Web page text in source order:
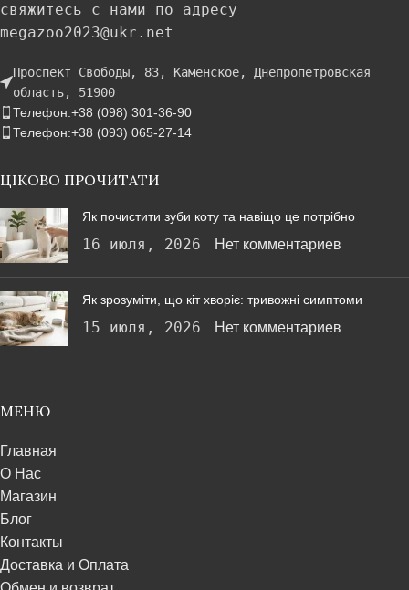
свяжитесь с нами по адресу
megazoo2023@ukr.net
Проспект Свободы, 83, Каменское, Днепропетровская
область, 51900
Телефон:+38 (098) 301-36-90
Телефон:+38 (093) 065-27-14
ЦІКОВО ПРОЧИТАТИ
Як почистити зуби коту та навіщо це потрібно
16 июля, 2026 Нет комментариев
Як зрозуміти, що кіт хворіє: тривожні симптоми
15 июля, 2026 Нет комментариев
МЕНЮ
Главная
О Нас
Магазин
Блог
Контакты
Доставка и Оплата